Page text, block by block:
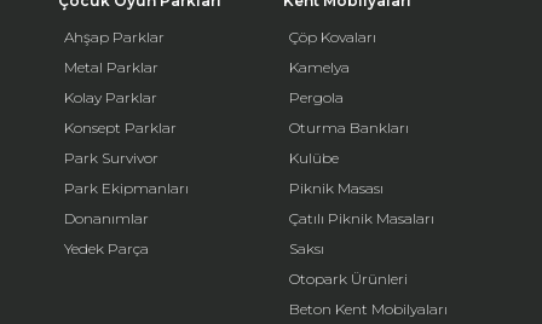
Ahşap Parklar
Metal Parklar
Kolay Parklar
Konsept Parklar
Park Survivor
Park Ekipmanları
Donanımlar
Yedek Parça
Çöp Kovaları
Kamelya
Pergola
Oturma Bankları
Kulübe
Piknik Masası
Çatılı Piknik Masaları
Saksı
Otopark Ürünleri
Beton Kent Mobilyaları